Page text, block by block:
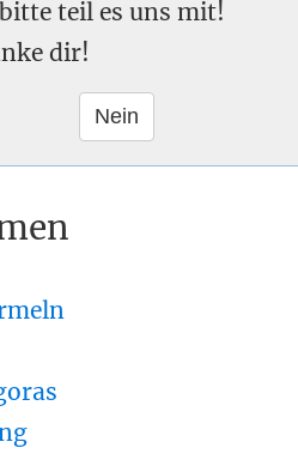
teil es uns mit!
dir!